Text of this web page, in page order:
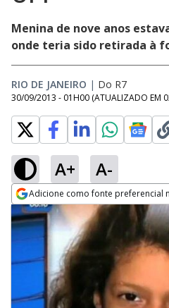
Menina de nove anos
onde teria sido retirada à
RIO DE JANEIRO | Do R7
30/09/2013 - 01H00 (ATUALIZADO EM
A+ A-
Adicione como fonte preferencial
Opens in new window